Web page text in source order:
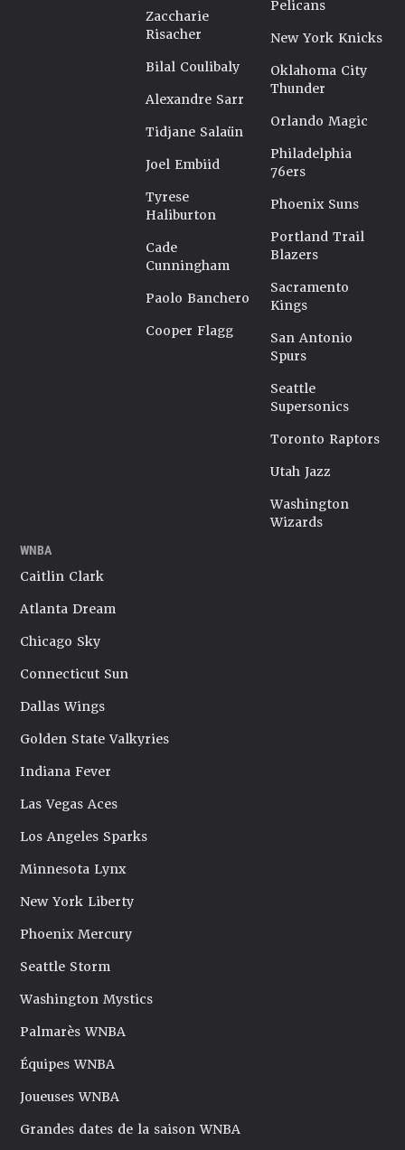
Zaccharie
Risacher
Bilal Coulibaly
Alexandre Sarr
Tidjane Salaün
Joel Embiid
Tyrese
Haliburton
Cade
Cunningham
Paolo Banchero
Cooper Flagg
Pelicans
New York Knicks
Oklahoma City
Thunder
Orlando Magic
Philadelphia
76ers
Phoenix Suns
Portland Trail
Blazers
Sacramento
Kings
San Antonio
Spurs
Seattle
Supersonics
Toronto Raptors
Utah Jazz
Washington
Wizards
WNBA
Caitlin Clark
Atlanta Dream
Chicago Sky
Connecticut Sun
Dallas Wings
Golden State Valkyries
Indiana Fever
Las Vegas Aces
Los Angeles Sparks
Minnesota Lynx
New York Liberty
Phoenix Mercury
Seattle Storm
Washington Mystics
Palmarès WNBA
Équipes WNBA
Joueuses WNBA
Grandes dates de la saison WNBA